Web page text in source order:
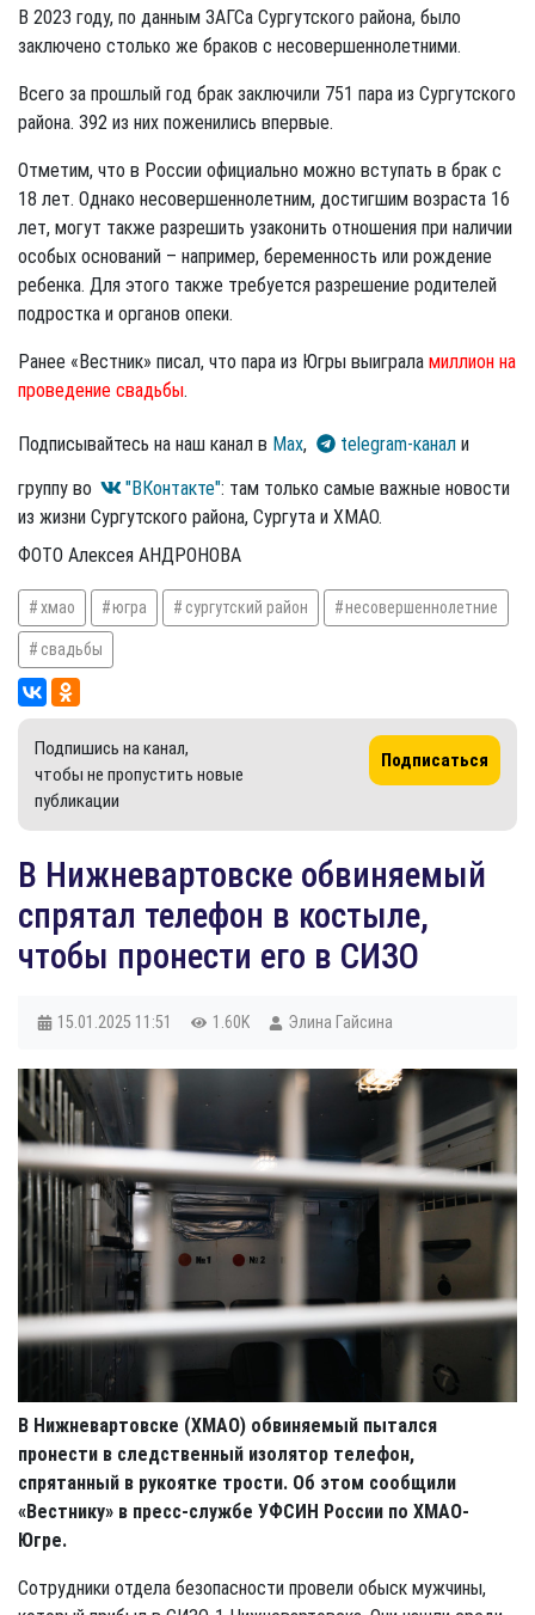
В 2023 году, по данным ЗАГСа Сургутского района, было
заключено столько же браков с несовершеннолетними.
Всего за прошлый год брак заключили 751 пара из Сургутского
района. 392 из них поженились впервые.
Отметим, что в России официально можно вступать в брак с
18 лет. Однако несовершеннолетним, достигшим возраста 16
лет, могут также разрешить узаконить отношения при наличии
особых оснований – например, беременность или рождение
ребенка. Для этого также требуется разрешение родителей
подростка и органов опеки.
Ранее «Вестник» писал, что пара из Югры выиграла миллион на
проведение свадьбы.
Подписывайтесь на наш канал в Max, telegram-канал и
группу во
"ВКонтакте": там только самые важные новости
из жизни Сургутского района, Сургута и ХМАО.
ФОТО Алексея АНДРОНОВА
хмао югра сургутский район несовершеннолетние
свадьбы
Подпишись на канал,
чтобы не пропустить новые
публикации
Подписаться
В Нижневартовске обвиняемый
спрятал телефон в костыле,
чтобы пронести его в СИЗО
15.01.2025 11:51 1.60K Элина Гайсина
В Нижневартовске (ХМАО) обвиняемый пытался
пронести в следственный изолятор телефон,
спрятанный в рукоятке трости. Об этом сообщили
«Вестнику» в пресс-службе УФСИН России по ХМАО-
Югре.
Сотрудники отдела безопасности провели обыск мужчины,